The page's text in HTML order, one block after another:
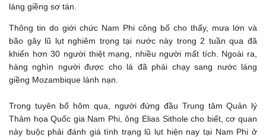
láng giềng sơ tán.
Thông tin do giới chức Nam Phi công bố cho thấy, mưa lớn và
bão gây lũ lụt nghiêm trọng tại nước này trong 2 tuần qua đã
khiến hơn 30 người thiệt mạng, nhiều người mất tích. Ngoài ra,
hàng nghìn người được cho là đã phải chạy sang nước láng
giềng Mozambique lánh nạn.
Trong tuyên bố hôm qua, người đứng đầu Trung tâm Quản lý
Thảm họa Quốc gia Nam Phi, ông Elias Sithole cho biết, cơ quan
này buộc phải đánh giá tình trạng lũ lụt hiện nay tại Nam Phi ở